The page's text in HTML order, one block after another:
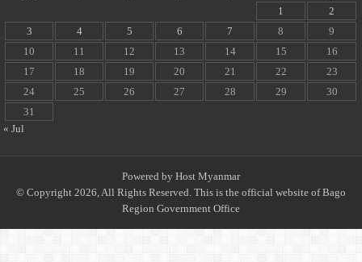
1
2
3
4 5 6 7 8
9
10
11 12 13 14 15
16
17
18 19 20 21 22
23
24
25 26 27 28 29
30
31
« Jul
Powered by Host Myanmar
© Copyright 2026, All Rights Reserved. This is the official website of Bago
Region Government Office